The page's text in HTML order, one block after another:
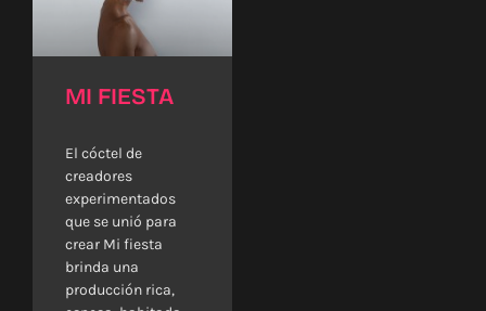
MI FIESTA
El cóctel de
creadores
experimentados
que se unió para
crear Mi fiesta
brinda una
producción rica,